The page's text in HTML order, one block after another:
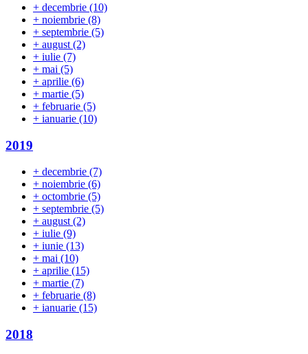
+ decembrie (10)
+ noiembrie (8)
+ septembrie (5)
+ august (2)
+ iulie (7)
+ mai (5)
+ aprilie (6)
+ martie (5)
+ februarie (5)
+ ianuarie (10)
2019
+ decembrie (7)
+ noiembrie (6)
+ octombrie (5)
+ septembrie (5)
+ august (2)
+ iulie (9)
+ iunie (13)
+ mai (10)
+ aprilie (15)
+ martie (7)
+ februarie (8)
+ ianuarie (15)
2018